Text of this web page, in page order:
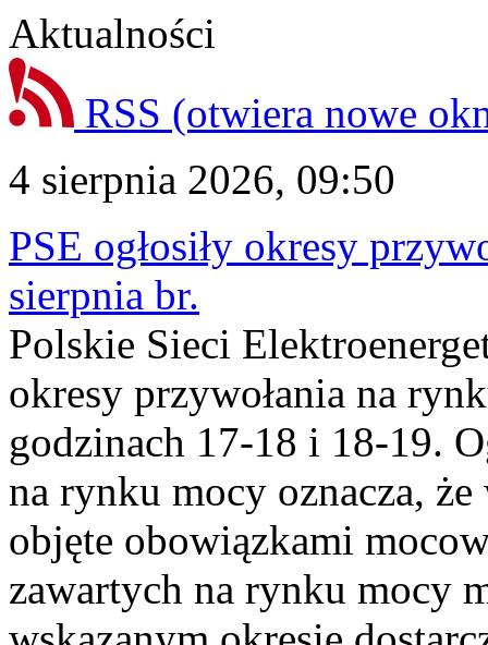
Aktualności
RSS (otwiera nowe
4 sierpnia 2026, 09:50
PSE ogłosiły okresy
sierpnia br.
Polskie Sieci
okresy przywołania na
godzinach 17-18 i 18-19.
na rynku mocy oznacza,
objęte obowiązkami
zawartych na rynku mocy